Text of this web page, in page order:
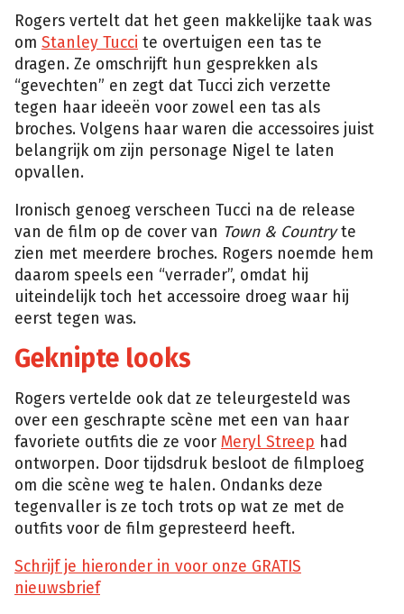
Rogers vertelt dat het geen makkelijke taak was
om Stanley Tucci te overtuigen een tas te
dragen. Ze omschrijft hun gesprekken als
“gevechten” en zegt dat Tucci zich verzette
tegen haar ideeën voor zowel een tas als
broches. Volgens haar waren die accessoires juist
belangrijk om zijn personage Nigel te laten
opvallen.
Ironisch genoeg verscheen Tucci na de release
van de film op de cover van Town & Countryte
zien met meerdere broches. Rogers noemde hem
daarom speels een “verrader”, omdat hij
uiteindelijk toch het accessoire droeg waar hij
eerst tegen was.
Geknipte looks
Rogers vertelde ook dat ze teleurgesteld was
over een geschrapte scène met een van haar
favoriete outfits die ze voor Meryl Streep had
ontworpen. Door tijdsdruk besloot de filmploeg
om die scène weg te halen. Ondanks deze
tegenvaller is ze toch trots op wat ze met de
outfits voor de film gepresteerd heeft.
Schrijf je hieronder in voor onze GRATIS
nieuwsbrief